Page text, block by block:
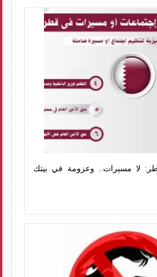
لا مسيرات.. وعزومة في بيتك